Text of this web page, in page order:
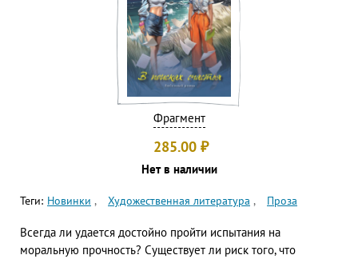
Фрагмент
285.00 ₽
Нет в наличии
Теги: Новинки Художественная литература Проза
Всегда ли удается достойно пройти испытания на
моральную прочность? Существует ли риск того, что